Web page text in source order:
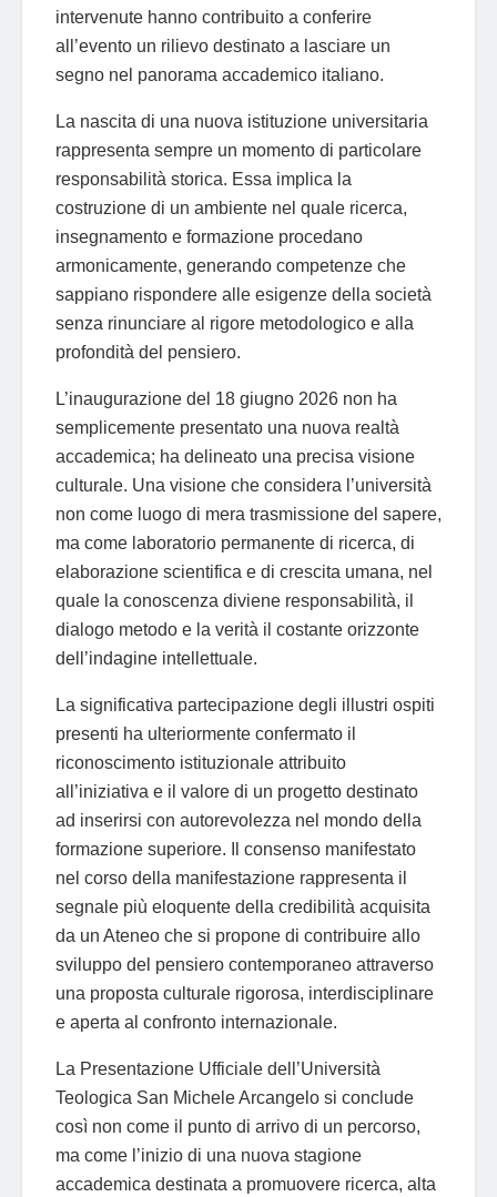
intervenute hanno contribuito a conferire
all’evento un rilievo destinato a lasciare un
segno nel panorama accademico italiano.
La nascita di una nuova istituzione universitaria
rappresenta sempre un momento di particolare
responsabilità storica. Essa implica la
costruzione di un ambiente nel quale ricerca,
insegnamento e formazione procedano
armonicamente, generando competenze che
sappiano rispondere alle esigenze della società
senza rinunciare al rigore metodologico e alla
profondità del pensiero.
L’inaugurazione del 18 giugno 2026 non ha
semplicemente presentato una nuova realtà
accademica; ha delineato una precisa visione
culturale. Una visione che considera l’università
non come luogo di mera trasmissione del sapere,
ma come laboratorio permanente di ricerca, di
elaborazione scientifica e di crescita umana, nel
quale la conoscenza diviene responsabilità, il
dialogo metodo e la verità il costante orizzonte
dell’indagine intellettuale.
La significativa partecipazione degli illustri ospiti
presenti ha ulteriormente confermato il
riconoscimento istituzionale attribuito
all’iniziativa e il valore di un progetto destinato
ad inserirsi con autorevolezza nel mondo della
formazione superiore. Il consenso manifestato
nel corso della manifestazione rappresenta il
segnale più eloquente della credibilità acquisita
da un Ateneo che si propone di contribuire allo
sviluppo del pensiero contemporaneo attraverso
una proposta culturale rigorosa, interdisciplinare
e aperta al confronto internazionale.
La Presentazione Ufficiale dell’Università
Teologica San Michele Arcangelo si conclude
così non come il punto di arrivo di un percorso,
ma come l’inizio di una nuova stagione
accademica destinata a promuovere ricerca, alta